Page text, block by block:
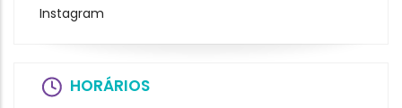
Instagram
HORÁRIOS